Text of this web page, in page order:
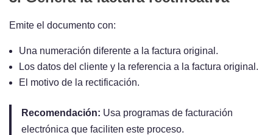
Emite el documento con:
Una numeración diferente a la factura original.
Los datos del cliente y la referencia a la factura original.
El motivo de la rectificación.
Recomendación: Usa programas de facturación
electrónica que faciliten este proceso.